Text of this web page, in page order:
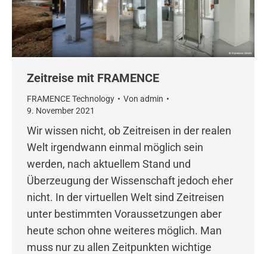
Zeitreise mit FRAMENCE
FRAMENCE Technology Von admin
9. November 2021
Wir wissen nicht, ob Zeitreisen in der realen
Welt irgendwann einmal möglich sein
werden, nach aktuellem Stand und
Überzeugung der Wissenschaft jedoch eher
nicht. In der virtuellen Welt sind Zeitreisen
unter bestimmten Voraussetzungen aber
heute schon ohne weiteres möglich. Man
muss nur zu allen Zeitpunkten wichtige